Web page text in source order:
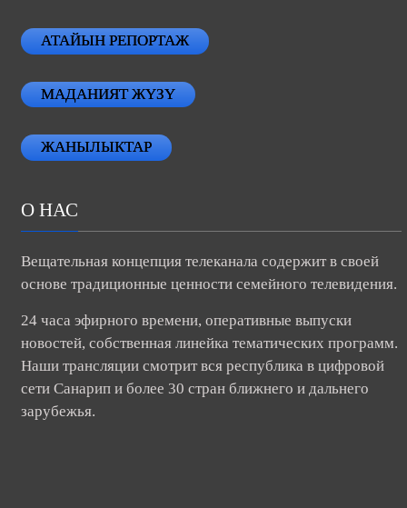
АТАЙЫН РЕПОРТАЖ
МАДАНИЯТ ЖҮЗҮ
ЖАНЫЛЫКТАР
О НАС
Вещательная концепция телеканала содержит в своей
основе традиционные ценности семейного телевидения.
24 часа эфирного времени, оперативные выпуски
новостей, собственная линейка тематических программ.
Наши трансляции смотрит вся республика в цифровой
сети Санарип и более 30 стран ближнего и дальнего
зарубежья.